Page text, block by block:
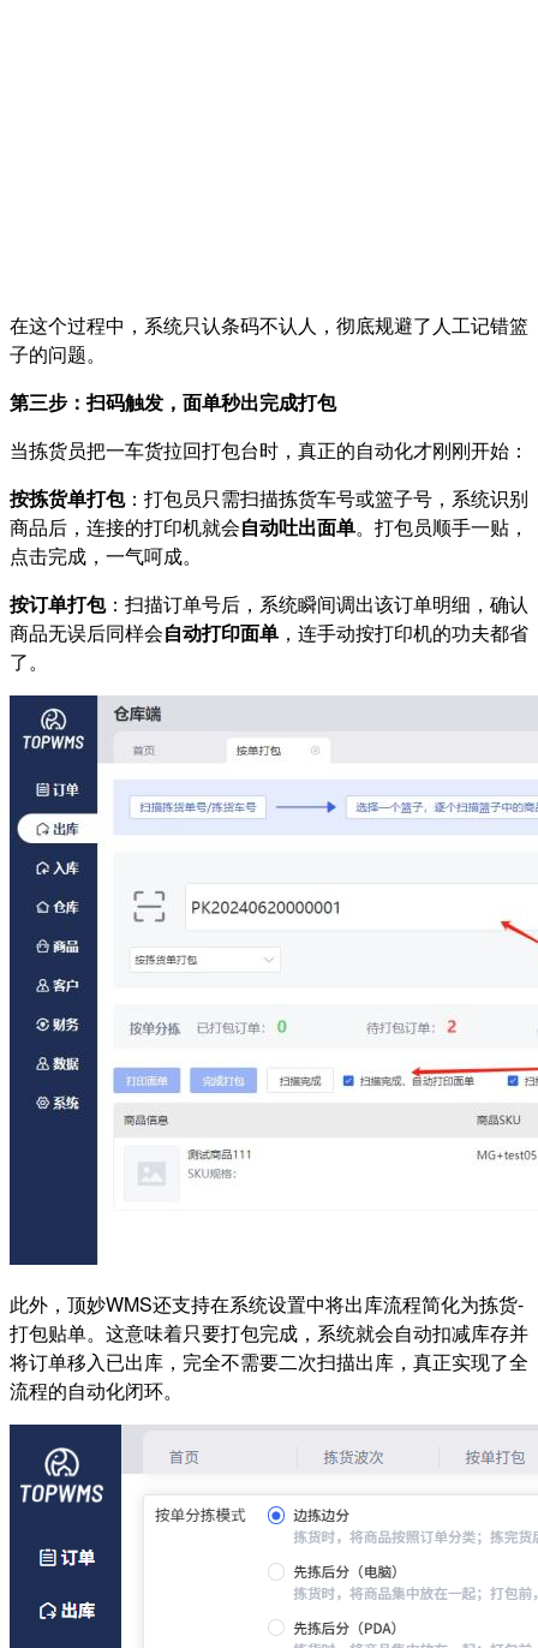
在这个过程中，系统只认条码不认人，彻底规避了人工记错篮
子的问题。
第三步：扫码触发，面单秒出完成打包
当拣货员把一车货拉回打包台时，真正的自动化才刚刚开始：
按拣货单打包：打包员只需扫描拣货车号或篮子号，系统识别
商品后，连接的打印机就会自动吐出面单。打包员顺手一贴，
点击完成，一气呵成。
按订单打包：扫描订单号后，系统瞬间调出该订单明细，确认
商品无误后同样会自动打印面单 ，连手动按打印机的功夫都省
了。
此外，顶妙WMS还支持在系统设置中将出库流程简化为拣货-
打包贴单。这意味着只要打包完成，系统就会自动扣减库存并
将订单移入已出库，完全不需要二次扫描出库，真正实现了全
流程的自动化闭环。